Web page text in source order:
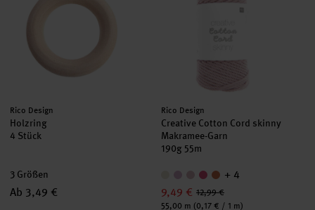
Hersteller:
Rico Design
Holzring
4 Stück
3 Größen
Ab 3,49 €
Hersteller:
Rico Design
Creative Cotton Cord skinny
Makramee-Garn
190g 55m
+ 4
9,49 € 12,99 €
Inhalt:
55,00 m (0,17 € / 1 m)